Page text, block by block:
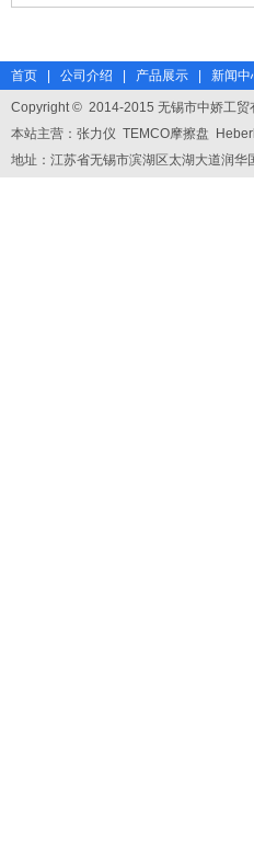
首页 公司介绍 产品展示 新闻中
Copyright© 2014-2015 无锡市中娇工贸
本站主营：张力仪 TEMCO摩擦盘
地址：江苏省无锡市滨湖区太湖大道润